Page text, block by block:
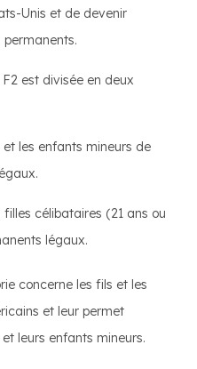
Unis et de devenir
F2 est divisée en deux
et les enfants mineurs de
filles célibataires (21 ans ou
légaux.
concerne les fils et les
et leur permet
leurs enfants mineurs.